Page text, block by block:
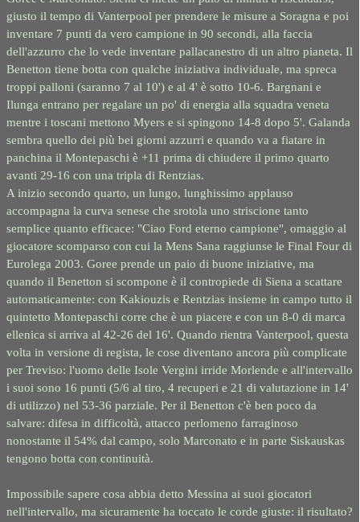
giusto il tempo di Vanterpool per prendere le misure a Soragna e poi
inventare 7 punti da vero campione in 90 secondi, alla faccia
dell'azzurro che lo vede inventare pallacanestro di un altro pianeta. Il
Benetton tiene botta con qualche iniziativa individuale, ma spreca
troppi palloni (saranno 7 al 10') e al 4' è sotto 10-6. Bargnani e
Ilunga entrano per regalare un po' di energia alla squadra veneta
mentre i toscani mettono Myers e si spingono 14-8 dopo 5'. Galanda
sembra quello dei più bei giorni azzurri e quando va a fiatare in
panchina il Montepaschi è +11 prima di chiudere il primo quarto
avanti 29-16 con una tripla di Rentzias.
A inizio secondo quarto, un lungo, lunghissimo applauso
accompagna la curva senese che srotola uno striscione tanto
semplice quanto efficace: "Ciao Ford eterno campione", omaggio al
giocatore scomparso con cui la Mens Sana raggiunse le Final Four di
Eurolega 2003. Goree prende un paio di buone iniziative, ma
quando il Benetton si scompone è il contropiede di Siena a scattare
automaticamente: con Kakiouzis e Rentzias insieme in campo tutto il
quintetto Montepaschi corre che è un piacere e con un 8-0 di marca
ellenica si arriva al 42-26 del 16'. Quando rientra Vanterpool, questa
volta in versione di regista, le cose diventano ancora più complicate
per Treviso: l'uomo delle Isole Vergini irride Morlende e all'intervallo
i suoi sono 16 punti (5/6 al tiro, 4 recuperi e 21 di valutazione in 14'
di utilizzo) nel 53-36 parziale. Per il Benetton c'è ben poco da
salvare: difesa in difficoltà, attacco perlomeno farraginoso
nonostante il 54% dal campo, solo Marconato e in parte Siskauskas
tengono botta con continuità.
Impossibile sapere cosa abbia detto Messina ai suoi giocatori
nell'intervallo, ma sicuramente ha toccato le corde giuste: il risultato?